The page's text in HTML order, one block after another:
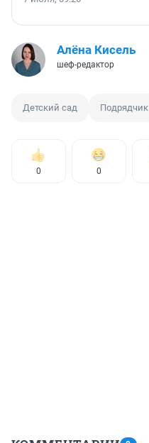
Алёна Кисель
шеф-редактор
Детский сад Подрядчик
0 0